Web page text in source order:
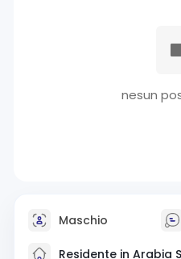
nesun
Maschio
Residente in Arabia